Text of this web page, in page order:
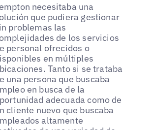
necesitaba una
que pudiera gestionar
problemas las
de los servicios
personal ofrecidos o
en múltiples
Tanto si se trataba
una persona que buscaba
en busca de la
adecuada como de
cliente nuevo que buscaba
altamente